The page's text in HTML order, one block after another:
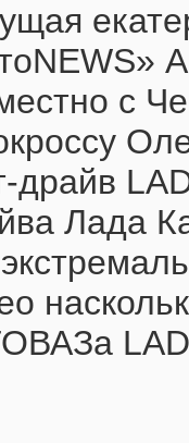
с
драйв
Лада